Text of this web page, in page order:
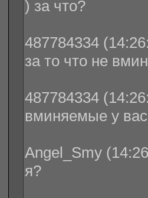
) за что?
487784334
за то что не
487784334
вминяемые у
Angel_Smy
я?